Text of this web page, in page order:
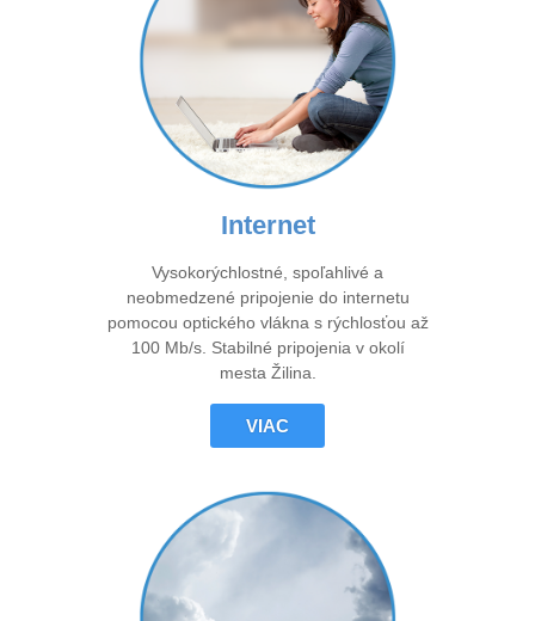
Internet
Vysokorýchlostné, spoľahlivé a
neobmedzené pripojenie do internetu
pomocou optického vlákna s rýchlosťou až
100 Mb/s. Stabilné pripojenia v okolí
mesta Žilina.
VIAC